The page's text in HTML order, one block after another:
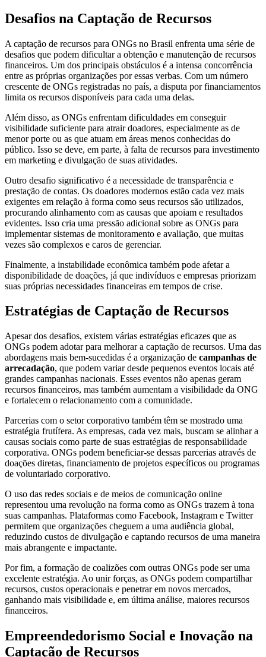
Desafios na Captação de Recursos
A captação de recursos para ONGs no Brasil enfrenta uma série de
desafios que podem dificultar a obtenção e manutenção de recursos
financeiros. Um dos principais obstáculos é a intensa concorrência
entre as próprias organizações por essas verbas. Com um número
crescente de ONGs registradas no país, a disputa por financiamentos
limita os recursos disponíveis para cada uma delas.
Além disso, as ONGs enfrentam dificuldades em conseguir
visibilidade suficiente para atrair doadores, especialmente as de
menor porte ou as que atuam em áreas menos conhecidas do
público. Isso se deve, em parte, à falta de recursos para investimento
em marketing e divulgação de suas atividades.
Outro desafio significativo é a necessidade de transparência e
prestação de contas. Os doadores modernos estão cada vez mais
exigentes em relação à forma como seus recursos são utilizados,
procurando alinhamento com as causas que apoiam e resultados
evidentes. Isso cria uma pressão adicional sobre as ONGs para
implementar sistemas de monitoramento e avaliação, que muitas
vezes são complexos e caros de gerenciar.
Finalmente, a instabilidade econômica também pode afetar a
disponibilidade de doações, já que indivíduos e empresas priorizam
suas próprias necessidades financeiras em tempos de crise.
Estratégias de Captação de Recursos
Apesar dos desafios, existem várias estratégias eficazes que as
ONGs podem adotar para melhorar a captação de recursos. Uma das
abordagens mais bem-sucedidas é a organização de campanhas de
arrecadação, que podem variar desde pequenos eventos locais até
grandes campanhas nacionais. Esses eventos não apenas geram
recursos financeiros, mas também aumentam a visibilidade da ONG
e fortalecem o relacionamento com a comunidade.
Parcerias com o setor corporativo também têm se mostrado uma
estratégia frutífera. As empresas, cada vez mais, buscam se alinhar a
causas sociais como parte de suas estratégias de responsabilidade
corporativa. ONGs podem beneficiar-se dessas parcerias através de
doações diretas, financiamento de projetos específicos ou programas
de voluntariado corporativo.
O uso das redes sociais e de meios de comunicação online
representou uma revolução na forma como as ONGs trazem à tona
suas campanhas. Plataformas como Facebook, Instagram e Twitter
permitem que organizações cheguem a uma audiência global,
reduzindo custos de divulgação e captando recursos de uma maneira
mais abrangente e impactante.
Por fim, a formação de coalizões com outras ONGs pode ser uma
excelente estratégia. Ao unir forças, as ONGs podem compartilhar
recursos, custos operacionais e penetrar em novos mercados,
ganhando mais visibilidade e, em última análise, maiores recursos
financeiros.
Empreendedorismo Social e Inovação na
Captação de Recursos